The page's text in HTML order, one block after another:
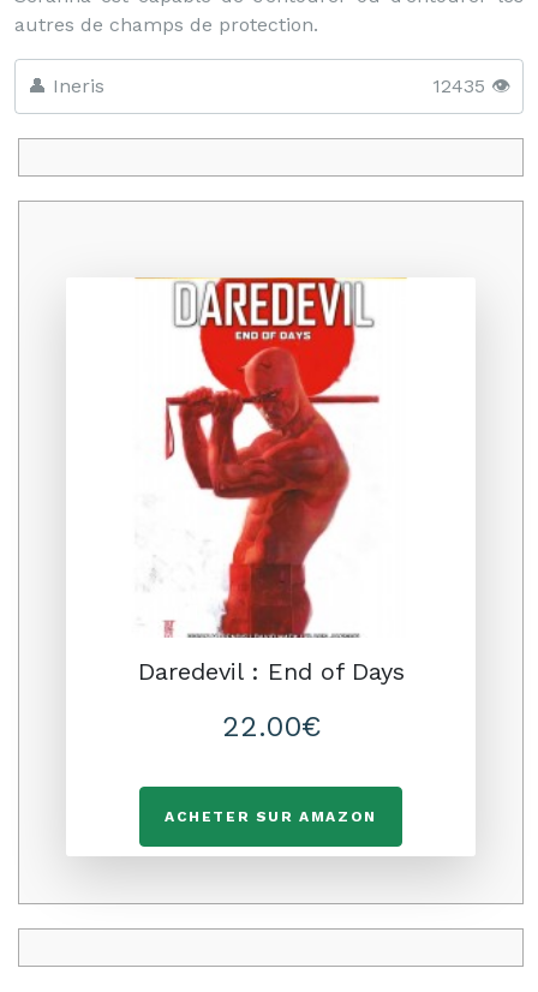
autres de champs de protection.
👤 Ineris 12435 👁️
Daredevil : End of Days
22.00€
ACHETER SUR AMAZON